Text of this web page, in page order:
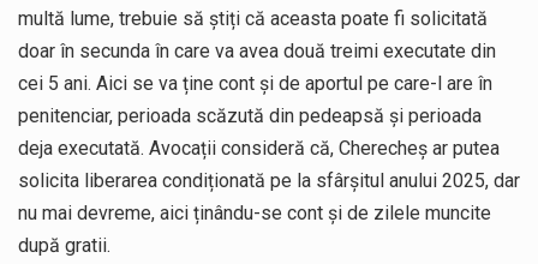
multă lume, trebuie să știți că aceasta poate fi solicitată
doar în secunda în care va avea două treimi executate din
cei 5 ani. Aici se va ține cont și de aportul pe care-l are în
penitenciar, perioada scăzută din pedeapsă și perioada
deja executată. Avocații consideră că, Cherecheș ar putea
solicita liberarea condiționată pe la sfârșitul anului 2025, dar
nu mai devreme, aici ținându-se cont și de zilele muncite
după gratii.